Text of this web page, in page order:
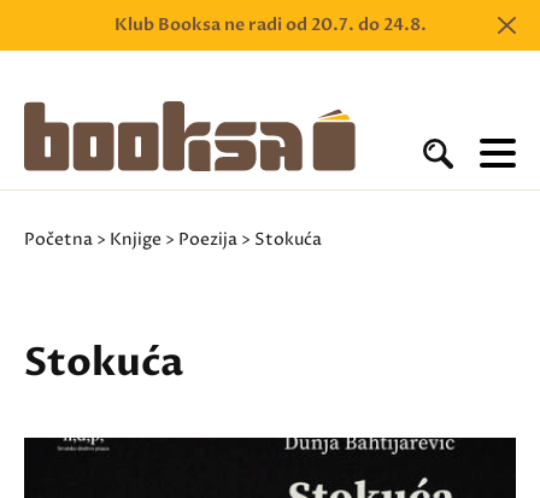
Klub Booksa ne radi od 20.7. do 24.8.
Početna > Knjige > Poezija > Stokuća
Stokuća